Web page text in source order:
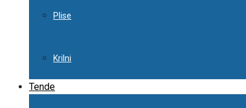
Plise
Krilni
Tende